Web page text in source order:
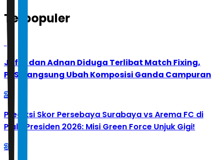
Terpopuler
Jafar dan Adnan Diduga Terlibat Match Fixing,
PBSI Langsung Ubah Komposisi Ganda Campuran
2
Prediksi Skor Persebaya Surabaya vs Arema FC di
Piala Presiden 2026: Misi Green Force Unjuk Gigi!
3